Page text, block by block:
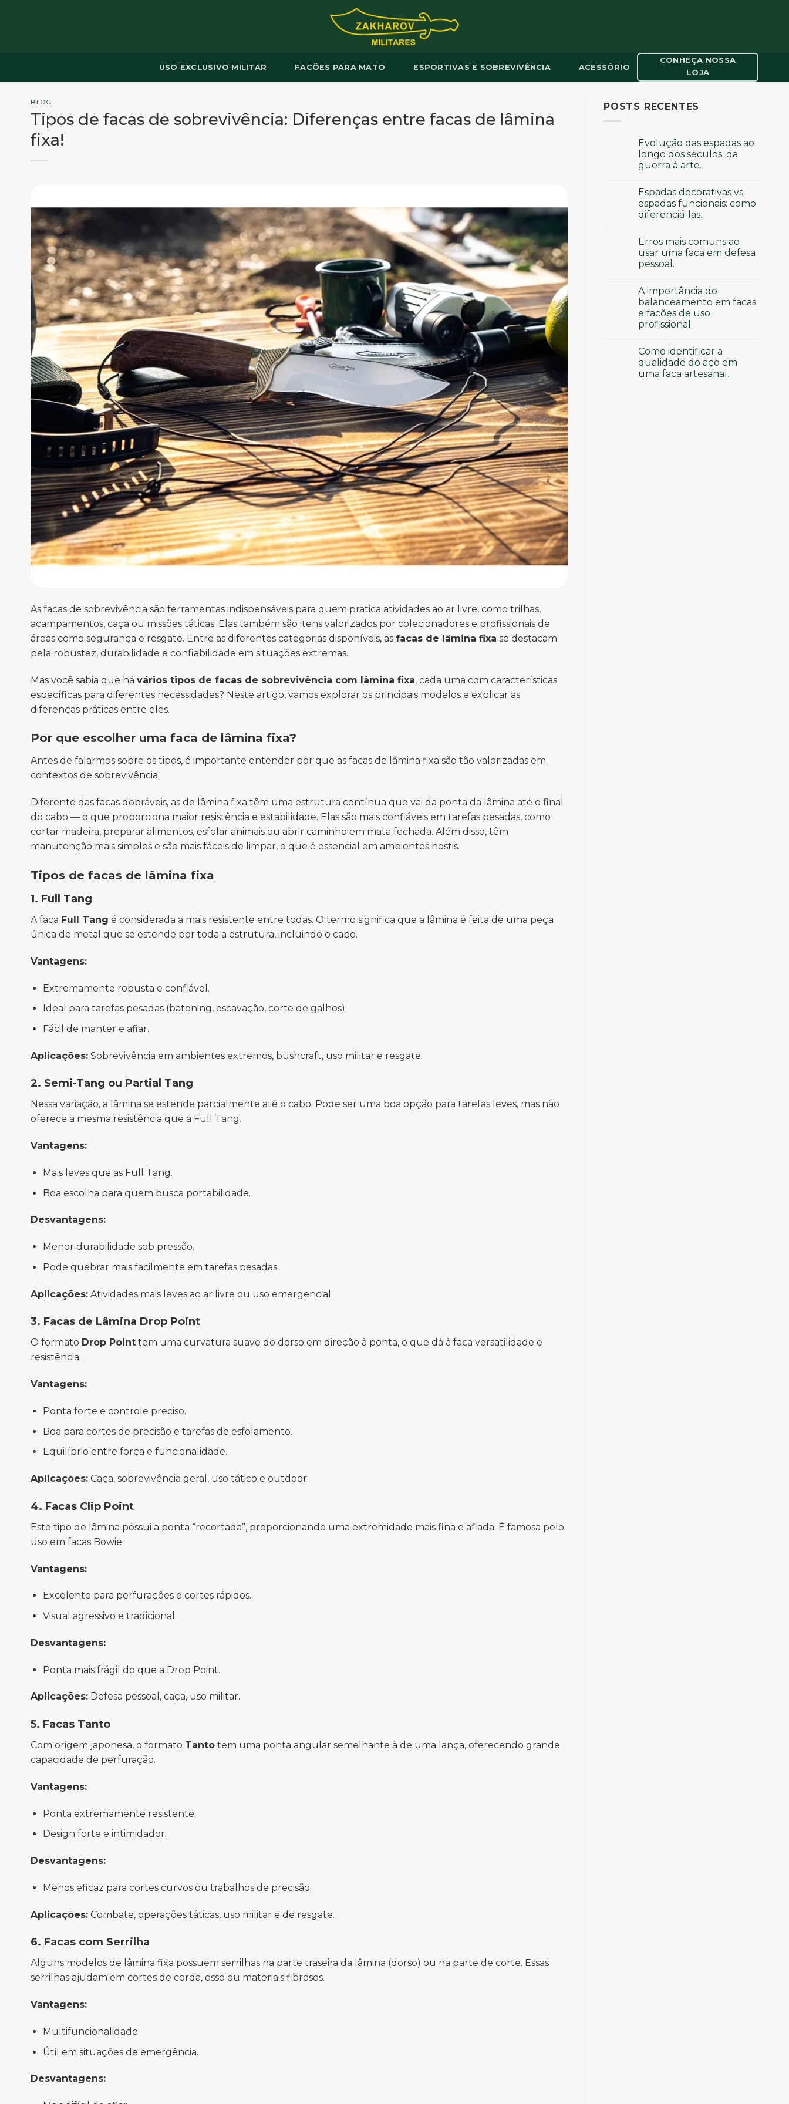
USO EXCLUSIVO MILITAR FACÕES PARA MATO ESPORTIVAS E SOBREVIVÊNCIA ACESSÓRIO
CONHEÇA NOSSA
LOJA
BLOG
Tipos de facas de sobrevivência: Diferenças entre facas de lâmina
fixa!
As facas de sobrevivência são ferramentas indispensáveis para quem pratica atividades ao ar livre, como trilhas,
acampamentos, caça ou missões táticas. Elas também são itens valorizados por colecionadores e profissionais de
áreas como segurança e resgate. Entre as diferentes categorias disponíveis, as facas de lâmina fixa se destacam
pela robustez, durabilidade e confiabilidade em situações extremas.
Mas você sabia que há vários tipos de facas de sobrevivência com lâmina fixa, cada uma com características
específicas para diferentes necessidades? Neste artigo, vamos explorar os principais modelos e explicar as
diferenças práticas entre eles.
Por que escolher uma faca de lâmina fixa?
Antes de falarmos sobre os tipos, é importante entender por que as facas de lâmina fixa são tão valorizadas em
contextos de sobrevivência.
Diferente das facas dobráveis, as de lâmina fixa têm uma estrutura contínua que vai da ponta da lâmina até o final
do cabo — o que proporciona maior resistência e estabilidade. Elas são mais confiáveis em tarefas pesadas, como
cortar madeira, preparar alimentos, esfolar animais ou abrir caminho em mata fechada. Além disso, têm
manutenção mais simples e são mais fáceis de limpar, o que é essencial em ambientes hostis.
Tipos de facas de lâmina fixa
1. Full Tang
A faca Full Tang é considerada a mais resistente entre todas. O termo significa que a lâmina é feita de uma peça
única de metal que se estende por toda a estrutura, incluindo o cabo.
Vantagens:
Extremamente robusta e confiável.
Ideal para tarefas pesadas (batoning, escavação, corte de galhos).
Fácil de manter e afiar.
Aplicações: Sobrevivência em ambientes extremos, bushcraft, uso militar e resgate.
2. Semi-Tang ou Partial Tang
Nessa variação, a lâmina se estende parcialmente até o cabo. Pode ser uma boa opção para tarefas leves, mas não
oferece a mesma resistência que a Full Tang.
Vantagens:
Mais leves que as Full Tang.
Boa escolha para quem busca portabilidade.
Desvantagens:
Menor durabilidade sob pressão.
Pode quebrar mais facilmente em tarefas pesadas.
Aplicações: Atividades mais leves ao ar livre ou uso emergencial.
3. Facas de Lâmina Drop Point
O formato Drop Point tem uma curvatura suave do dorso em direção à ponta, o que dá à faca versatilidade e
resistência.
Vantagens:
Ponta forte e controle preciso.
Boa para cortes de precisão e tarefas de esfolamento.
Equilíbrio entre força e funcionalidade.
Aplicações: Caça, sobrevivência geral, uso tático e outdoor.
4. Facas Clip Point
Este tipo de lâmina possui a ponta “recortada”, proporcionando uma extremidade mais fina e afiada. É famosa pelo
uso em facas Bowie.
Vantagens:
Excelente para perfurações e cortes rápidos.
Visual agressivo e tradicional.
Desvantagens:
Ponta mais frágil do que a Drop Point.
Aplicações: Defesa pessoal, caça, uso militar.
5. Facas Tanto
Com origem japonesa, o formato Tanto tem uma ponta angular semelhante à de uma lança, oferecendo grande
capacidade de perfuração.
Vantagens:
Ponta extremamente resistente.
Design forte e intimidador.
Desvantagens:
Menos eficaz para cortes curvos ou trabalhos de precisão.
Aplicações: Combate, operações táticas, uso militar e de resgate.
6. Facas com Serrilha
Alguns modelos de lâmina fixa possuem serrilhas na parte traseira da lâmina (dorso) ou na parte de corte. Essas
serrilhas ajudam em cortes de corda, osso ou materiais fibrosos.
Vantagens:
Multifuncionalidade.
Útil em situações de emergência.
Desvantagens:
POSTS RECENTES
Evolução das espadas ao
longo dos séculos: da
guerra à arte.
Espadas decorativas vs
espadas funcionais: como
diferenciá-las.
Erros mais comuns ao
usar uma faca em defesa
pessoal.
A importância do
balanceamento em facas
e facões de uso
profissional.
Como identificar a
qualidade do aço em
uma faca artesanal.